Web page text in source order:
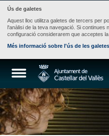
Ús de galetes
Aquest lloc utilitza galetes de tercers per
l'anàlisi de la teva navegació. Si continues
configuració considerarem que acceptes la
Més informació sobre l'ús de les galetes